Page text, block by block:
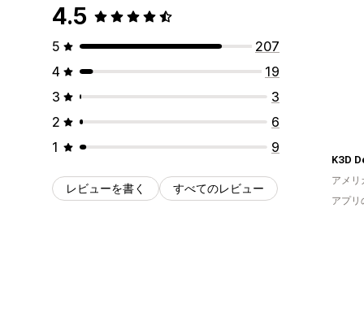
4.5
5
207
4
19
3
3
2
6
1
9
レビューを書く すべてのレビュー
K3D
アメリ
アプリ